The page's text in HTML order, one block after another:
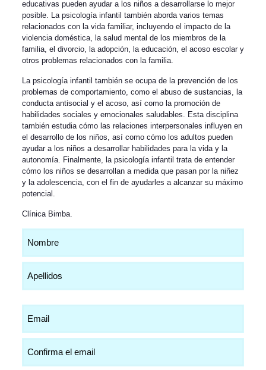
educativas pueden ayudar a los niños a desarrollarse lo mejor
posible. La psicología infantil también aborda varios temas
relacionados con la vida familiar, incluyendo el impacto de la
violencia doméstica, la salud mental de los miembros de la
familia, el divorcio, la adopción, la educación, el acoso escolar y
otros problemas relacionados con la familia.
La psicología infantil también se ocupa de la prevención de los
problemas de comportamiento, como el abuso de sustancias, la
conducta antisocial y el acoso, así como la promoción de
habilidades sociales y emocionales saludables. Esta disciplina
también estudia cómo las relaciones interpersonales influyen en
el desarrollo de los niños, así como cómo los adultos pueden
ayudar a los niños a desarrollar habilidades para la vida y la
autonomía. Finalmente, la psicología infantil trata de entender
cómo los niños se desarrollan a medida que pasan por la niñez
y la adolescencia, con el fin de ayudarles a alcanzar su máximo
potencial.
Clínica Bimba.
(Obligatorio)
(Obligatorio)